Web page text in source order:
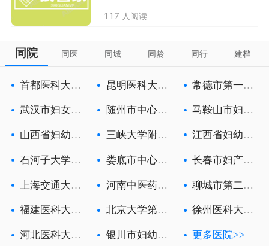
117 人阅读
同院 同医 同城 同龄 同行 建档
首都医科大学
昆明医科大学
常德市第一人
武汉市妇女儿
随州市中心医
马鞍山市妇幼
山西省妇幼保
三峡大学附属
江西省妇幼保
石河子大学医
娄底市中心医
长春市妇产医
上海交通大学
河南中医药大
聊城市第二人
福建医科大学
北京大学第三
徐州医科大学
河北医科大学
银川市妇幼保
更多医院>>